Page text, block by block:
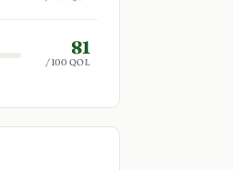
81
/100 QOL